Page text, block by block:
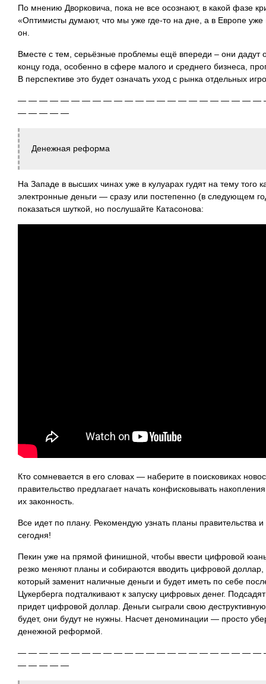
По мнению Дворковича, пока не все осознают, в какой фазе
«Оптимисты думают, что мы уже где-то на дне, а в Европе уже
он.
Вместе с тем, серьёзные проблемы ещё впереди – они дадут
концу года, особенно в сфере малого и среднего бизнеса,
В перспективе это будет означать уход с рынка отдельных
— — — — — — — — — — — — — — — — — — — — — —
— — — — —
Денежная реформа
На Западе в высших чинах уже в кулуарах гудят на тему того
электронные деньги — сразу или постепенно (в следующем
показаться шуткой, но послушайте Катасонова:
Кто сомневается в его словах — наберите в поисковиках
правительство предлагает начать конфисковывать
их законность.
Все идет по плану. Рекомендую узнать планы правительства
сегодня!
Пекин уже на прямой финишной, чтобы ввести цифровой
резко меняют планы и собираются вводить цифровой
который заменит наличные деньги и будет иметь по себе
Цукерберга подталкивают к запуску цифровых денег.
придет цифровой доллар. Деньги сыграли свою
будет, они будут не нужны. Насчет деноминации — просто
денежной реформой.
— — — — — — — — — — — — — — — — — — — — — —
— — — — —